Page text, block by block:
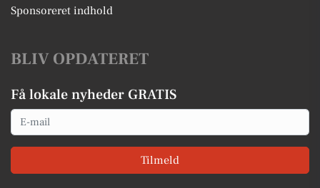
Sponsoreret indhold
BLIV OPDATERET
Få lokale nyheder GRATIS
Email
Tilmeld